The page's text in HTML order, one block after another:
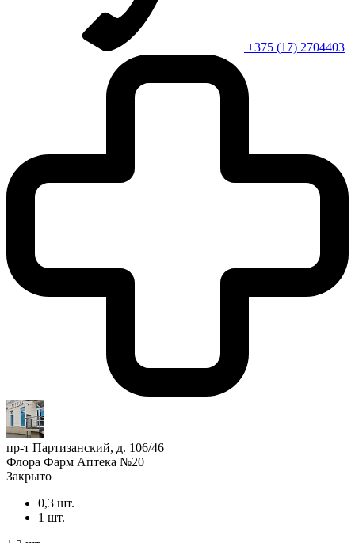
+375 (17) 2704403
пр-т Партизанский, д. 106/46
Флора Фарм Аптека №20
Закрыто
0,3 шт.
1 шт.